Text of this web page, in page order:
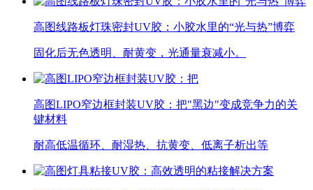
高图线路板灯珠密封UV胶：小胶水里的“光与热”博弈
固化后无色透明、耐黄变，光通量衰减小。
高图LIPO窄边框封装UV胶：把"黑边"变成竞争力的关
键材料
耐高低温循环、耐湿热、抗黄变、低离子析出等